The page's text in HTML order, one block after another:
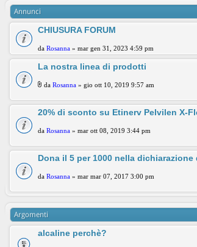
Annunci
CHIUSURA FORUM
da Rosanna » mar gen 31, 2023 4:59 pm
La nostra linea di prodotti
da Rosanna » gio ott 10, 2019 9:57 am
20% di sconto su Etinerv Pelvilen X-
da Rosanna » mar ott 08, 2019 3:44 pm
Dona il 5 per 1000 nella dichiarazione
da Rosanna » mar mar 07, 2017 3:00 pm
Argomenti
alcaline perchè?